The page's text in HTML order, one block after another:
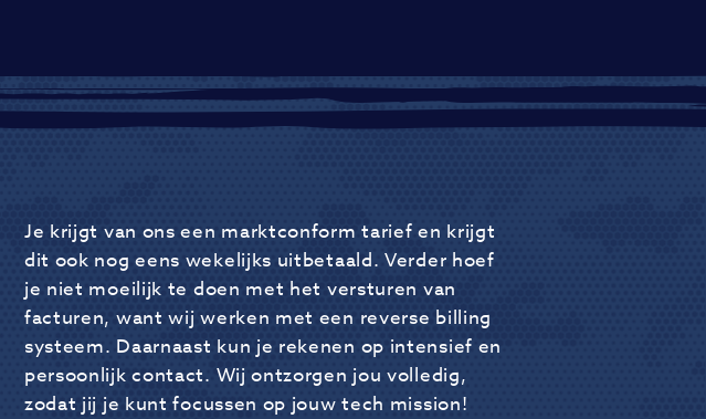
Je krijgt van ons een marktconform tarief en krijgt
dit ook nog eens wekelijks uitbetaald. Verder hoef
je niet moeilijk te doen met het versturen van
facturen, want wij werken met een reverse billing
systeem. Daarnaast kun je rekenen op intensief en
persoonlijk contact. Wij ontzorgen jou volledig,
zodat jij je kunt focussen op jouw tech mission!